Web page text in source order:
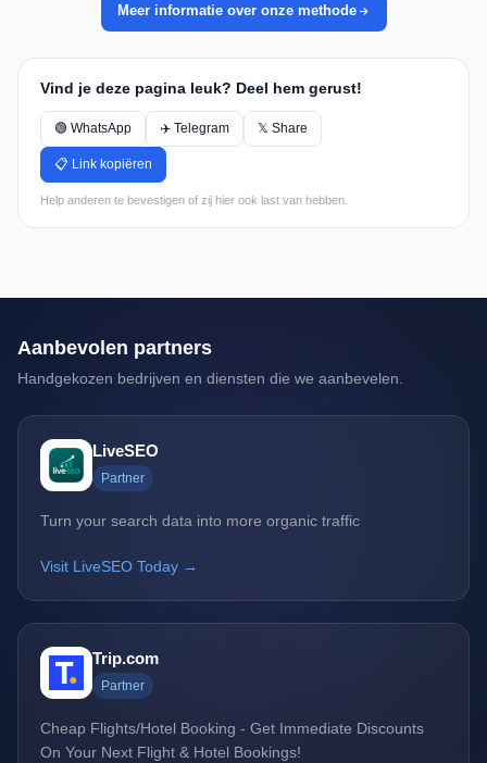
Meer informatie over onze methode
Vind je deze pagina leuk? Deel hem gerust!
🟢 WhatsApp ✈️ Telegram 𝕏 Share
📋 Link kopiëren
Help anderen te bevestigen of zij hier ook last van hebben.
Aanbevolen partners
Handgekozen bedrijven en diensten die we aanbevelen.
LiveSEO
Partner
Turn your search data into more organic traffic
Visit LiveSEO Today →
Trip.com
Partner
Cheap Flights/Hotel Booking - Get Immediate Discounts
On Your Next Flight & Hotel Bookings!